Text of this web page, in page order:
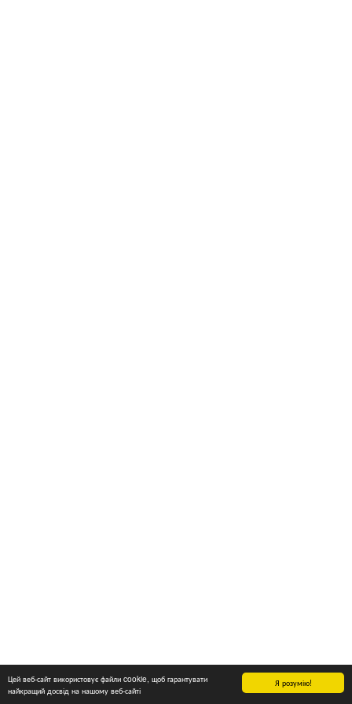
Я розумію!
Цей веб-сайт використовує файли cookie, щоб гарантувати
найкращий досвід на нашому веб-сайті